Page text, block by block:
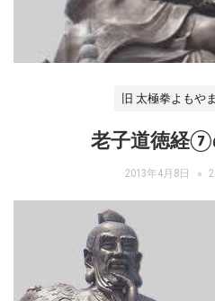
旧 太極拳よもや
老子道徳経⑦
2013年4月8日